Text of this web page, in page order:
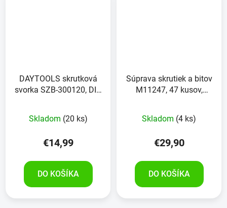
DAYTOOLS skrutková
svorka SZB-300120, DIN
Skladom (20 ks)
€14,99
DO KOŠÍKA
Súprava skrutiek a bitov
M11247, 47 kusov,
Skladom (4 ks)
€29,90
DO KOŠÍKA